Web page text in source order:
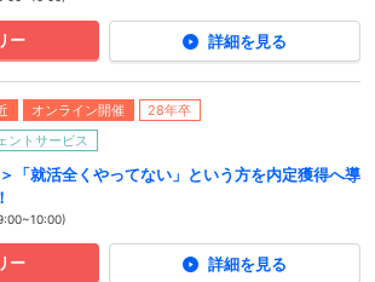
ー 詳細を見る
オンライン開催
28年卒
ントサービス
「就活全くやってない」という方を内定獲得へ導
ー 詳細を見る